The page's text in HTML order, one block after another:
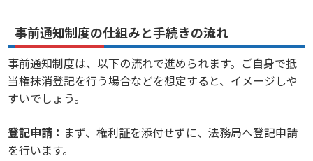
事前通知制度の仕組みと手続きの流れ
事前通知制度は、以下の流れで進められます。ご自身で抵
当権抹消登記を行う場合などを想定すると、イメージしや
すいでしょう。
登記申請： まず、権利証を添付せずに、法務局へ登記申請
を行います。